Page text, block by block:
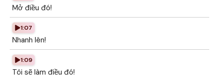
Mở điều đó!
1:07
Nhanh lên!
1:09
Tôi sẽ làm điều đó!